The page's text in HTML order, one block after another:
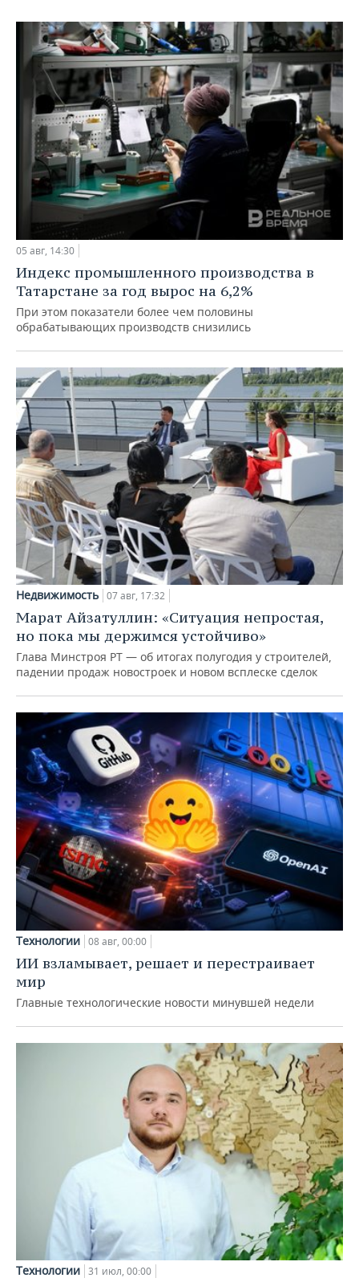
05 авг, 14:30
Индекс промышленного производства в
Татарстане за год вырос на 6,2%
При этом показатели более чем половины
обрабатывающих производств снизились
Недвижимость 07 авг, 17:32
Марат Айзатуллин: «Ситуация непростая,
но пока мы держимся устойчиво»
Глава Минстроя РТ — об итогах полугодия у строителей,
падении продаж новостроек и новом всплеске сделок
Технологии 08 авг, 00:00
ИИ взламывает, решает и перестраивает
мир
Главные технологические новости минувшей недели
Технологии 31 июл, 00:00